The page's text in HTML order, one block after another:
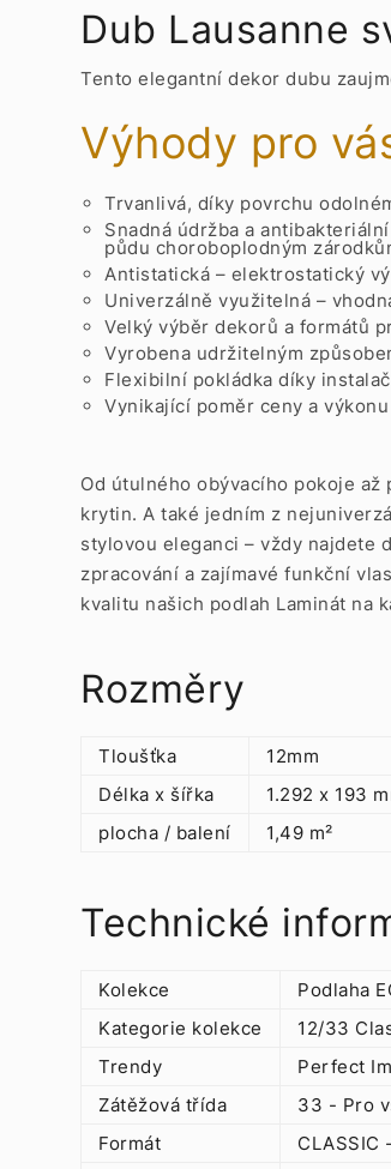
Dub Lausanne
Tento elegantní dekor dubu
Výhody pro
Trvanlivá, díky povrchu
Snadná údržba a
půdu choroboplodným
Antistatická – elektrostatický
Univerzálně využitelná –
Velký výběr dekorů a formátů
Vyrobena udržitelným
Flexibilní pokládka díky
Vynikající poměr ceny a výkonu
Od útulného obývacího pokoje
krytin. A také jedním z
stylovou eleganci – vždy najdete
zpracování a zajímavé funkční
kvalitu našich podlah Laminát na
Rozměry
Tloušťka
12mm
Délka x šířka
1.292 x 193
plocha / balení
1,49 m²
Technické
Kolekce
Podlaha
Kategorie kolekce
12/33
Trendy
Perfect
Zátěžová třída
33 - Pro
Formát
CLASSIC